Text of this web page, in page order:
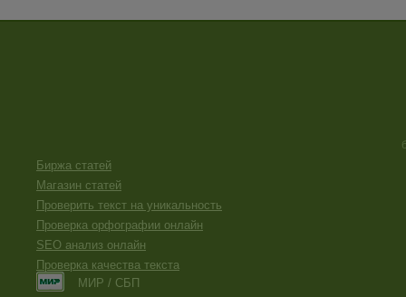
Биржа статей
Магазин статей
Проверить текст на уникальность
Проверка орфографии онлайн
SEO анализ онлайн
Проверка качества текста
МИР / СБП